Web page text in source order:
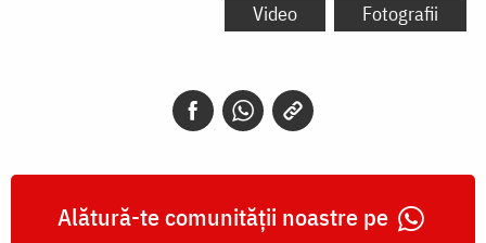
Video Fotografii
Alătură-te comunității noastre pe